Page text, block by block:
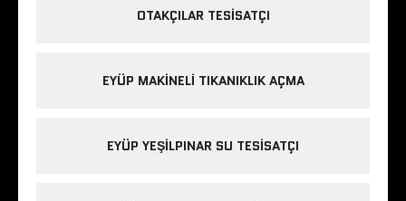
OTAKÇILAR TESISATÇI
EYÜP MAKINELI TIKANIKLIK AÇMA
EYÜP YEŞILPINAR SU TESISATÇI